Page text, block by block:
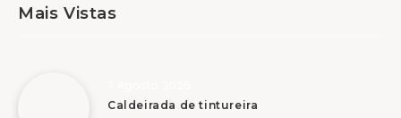
Mais Vistas
Caldeirada de tintureira